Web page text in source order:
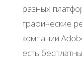
разных
графические
компании
есть